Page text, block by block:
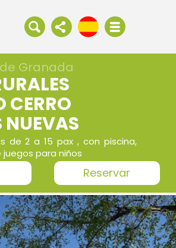
Granada
CERRO
NUEVAS
de 2 a 15 pax , con piscina,
juegos para niños
Reservar